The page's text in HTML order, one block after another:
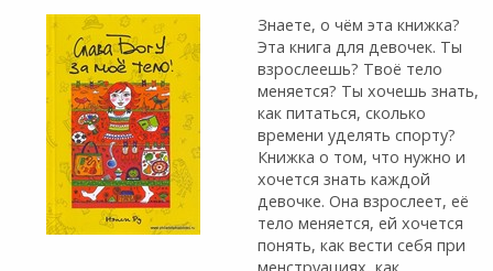
Знаете, о чём эта книжка?
Эта книга для девочек. Ты
взрослеешь? Твоё тело
меняется? Ты хочешь знать,
как питаться, сколько
времени уделять спорту?
Книжка о том, что нужно и
хочется знать каждой
девочке. Она взрослеет, её
тело меняется, ей хочется
понять, как вести себя при